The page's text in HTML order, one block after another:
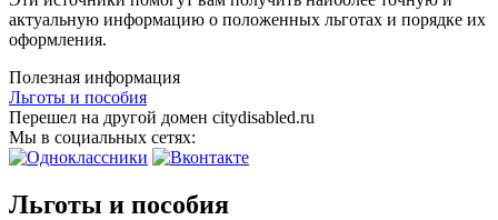
актуальную информацию о положенных льготах и порядке их
оформления.
Полезная информация
Льготы и пособия
Перешел на другой домен citydisabled.ru
Мы в социальных сетях:
Льготы и пособия